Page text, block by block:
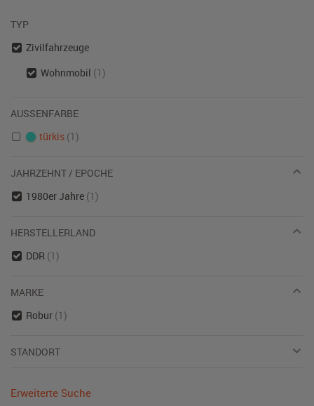
TYP
Zivilfahrzeuge
Wohnmobil (1)
AUSSENFARBE
türkis (1)
JAHRZEHNT / EPOCHE
1980er Jahre (1)
HERSTELLERLAND
DDR (1)
MARKE
Robur (1)
STANDORT
Erweiterte Suche